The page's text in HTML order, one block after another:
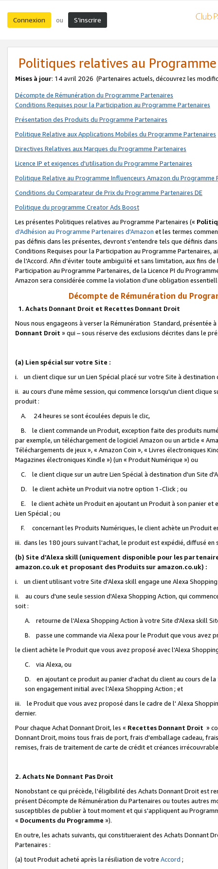
Connexion ou S’inscrire
Politiques relatives au
Mises à jour: 14 avril 2026 (Partenaires actuels, découvrez les
Décompte de Rémunération du Programme Partenaires
Conditions Requises pour la Participation au Programme Partenaires
Présentation des Produits du Programme Partenaires
Politique Relative aux Applications Mobiles du Programme Partenaires
Directives Relatives aux Marques du Programme Partenaires
Licence IP et exigences d'utilisation du Programme Partenaires
Politique Relative au Programme Influenceurs Amazon du Programme
Conditions du Comparateur de Prix du Programme Partenaires DE
Politique du programme Creator Ads Boost
Les présentes Politiques relatives au Programme Partenaires («
d’Adhésion au Programme Partenaires d'Amazon et les termes
pas définis dans les présentes, devront s'entendre tels que définis
Conditions Requises pour la Participation au Programme Partenaires,
de l'Accord. Afin d’éviter toute ambiguïté et sans limitation, aux fins
Participation au Programme Partenaires, de la Licence PI du
Amazon sera considérée comme la violation d’une obligation
Décompte de Rémunération du
1. Achats Donnant Droit et Recettes Donnant Droit
Nous nous engageons à verser la Rémunération Standard, présentée
Donnant Droit » qui – sous réserve des exclusions décrites dans le
(a) Lien spécial sur votre Site :
i. un client clique sur un Lien Spécial placé sur votre Site à destination
ii. au cours d'une même session, qui commence lorsqu'un client
produit :
A. 24 heures se sont écoulées depuis le clic,
B. le client commande un Produit, exception faite des produits
par exemple, un téléchargement de logiciel Amazon ou un article «
Téléchargements de jeux », « Amazon Coin », « Livres électroniques
Magazines électroniques Kindle ») (un « Produit Numérique ») ou
C. le client clique sur un autre Lien Spécial à destination d'un Site
D. le client achète un Produit via notre option 1-Click ; ou
E. le client achète un Produit en ajoutant un Produit à son panier et
Lien Spécial ; ou
F. concernant les Produits Numériques, le client achète un Produit
iii. dans les 180 jours suivant l'achat, le produit est expédié, diffusé
(b) Site d'Alexa skill (uniquement disponible pour les
amazon.co.uk et proposant des Produits sur amazon.co.uk) :
i. un client utilisant votre Site d'Alexa skill engage une Alexa
ii. au cours d'une seule session d'Alexa Shopping Action, qui
soit :
A. retourne de l'Alexa Shopping Action à votre Site d'Alexa skill
B. passe une commande via Alexa pour le Produit que vous avez
le client achète le Produit que vous avez proposé avec l'Alexa
C. via Alexa, ou
D. en ajoutant ce produit au panier d'achat du client au cours de
son engagement initial avec l'Alexa Shopping Action ; et
iii. le Produit que vous avez proposé dans le cadre de l' Alexa
dernier.
Pour chaque Achat Donnant Droit, les « Recettes Donnant Droit »
Donnant Droit, moins tous frais de port, frais d'emballage cadeau,
remises, frais de traitement de carte de crédit et créances
2. Achats Ne Donnant Pas Droit
Nonobstant ce qui précède, l'éligibilité des Achats Donnant Droit est
présent Décompte de Rémunération du Partenaires ou toutes autres
susceptibles de publier à tout moment et qui s'appliquent au
« Documents du Programme »).
En outre, les achats suivants, qui constitueraient des Achats Donnant
Partenaires :
(a) tout Produit acheté après la résiliation de votre Accord ;